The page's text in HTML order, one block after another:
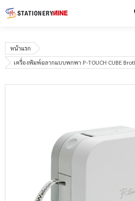
หน้าแรก
เครื่องพิมพ์ฉลากแบบพกพา P-TOUCH CUBE